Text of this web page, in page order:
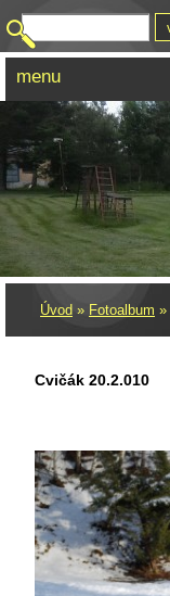
Úvod » Fotoalbum »
Cvičák 20.2.010
menu